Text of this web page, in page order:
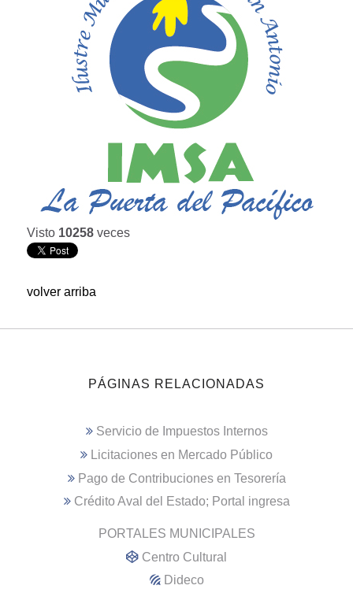
Visto 10258 veces
volver arriba
PÁGINAS RELACIONADAS
Servicio de Impuestos Internos
Licitaciones en Mercado Público
Pago de Contribuciones en Tesorería
Crédito Aval del Estado; Portal ingresa
PORTALES MUNICIPALES
Centro Cultural
Dideco